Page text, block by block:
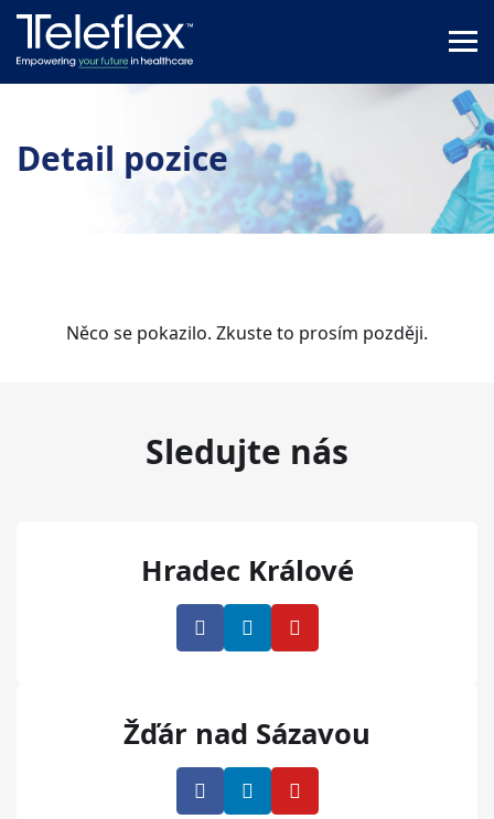
Detail pozice
Něco se pokazilo. Zkuste to prosím později.
Sledujte nás
Hradec Králové
Žďár nad Sázavou